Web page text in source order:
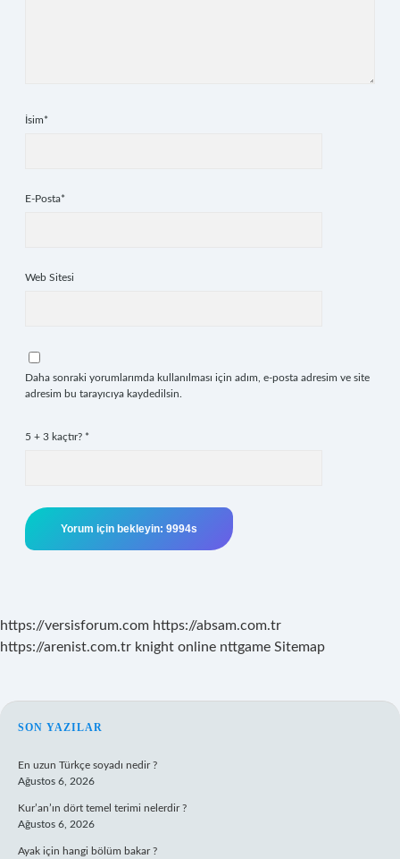
İsim*
E-Posta*
Web Sitesi
Daha sonraki yorumlarımda kullanılması için adım, e-posta adresim ve site
adresim bu tarayıcıya kaydedilsin.
5 + 3 kaçtır? *
https://versisforum.com https://absam.com.tr
https://arenist.com.tr knight online nttgame Sitemap
SIDEBAR
SON YAZILAR
En uzun Türkçe soyadı nedir ?
Ağustos 6, 2026
Kur’an’ın dört temel terimi nelerdir ?
Ağustos 6, 2026
Ayak için hangi bölüm bakar ?